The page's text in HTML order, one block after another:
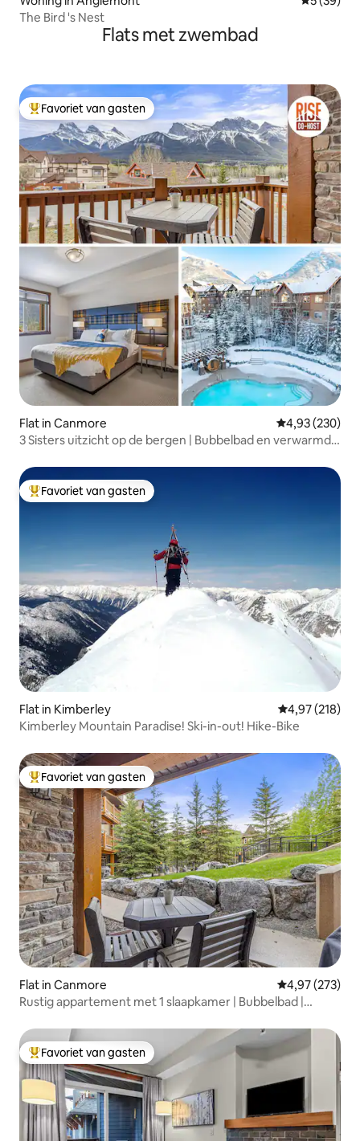
The Bird 's Nest
Flats met zwembad
Topfavoriet van gasten
Favoriet van gasten
Flat in Canmore Gemiddelde
4,93 (230)
3 Sisters uitzicht op de bergen | Bubbelbad en verwarmd
Topfavoriet van gasten
Favoriet van gasten
Flat in Kimberley Gemiddelde
4,97 (218)
Kimberley Mountain Paradise! Ski-in-out! Hike-Bike
Topfavoriet van gasten
Favoriet van gasten
Flat in Canmore Gemiddelde
4,97 (273)
Rustig appartement met 1 slaapkamer | Bubbelbad |
Topfavoriet van gasten
Favoriet van gasten